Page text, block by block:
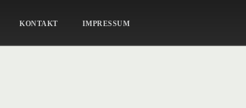
KONTAKT IMPRESSUM